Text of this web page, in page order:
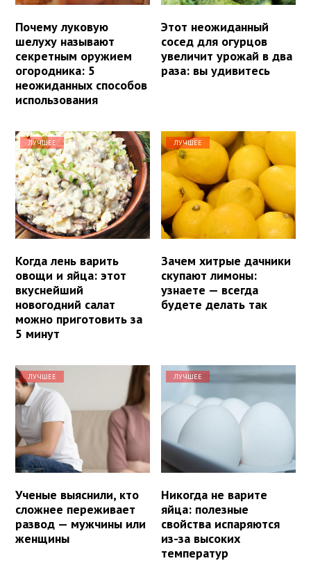
Почему луковую
шелуху называют
секретным оружием
огородника: 5
неожиданных способов
использования
Этот неожиданный
сосед для огурцов
увеличит урожай в два
раза: вы удивитесь
ЛУЧШЕЕ
Когда лень варить
овощи и яйца: этот
вкуснейший
новогодний салат
можно приготовить за
5 минут
ЛУЧШЕЕ
Зачем хитрые дачники
скупают лимоны:
узнаете — всегда
будете делать так
ЛУЧШЕЕ
Ученые выяснили, кто
сложнее переживает
развод — мужчины или
женщины
ЛУЧШЕЕ
Никогда не варите
яйца: полезные
свойства испаряются
из-за высоких
температур